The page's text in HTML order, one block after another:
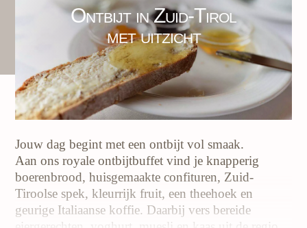
Ontbijt in Zuid-Tirol
met uitzicht
Jouw dag begint met een ontbijt vol smaak.
Aan ons royale ontbijtbuffet vind je knapperig
boerenbrood, huisgemaakte confituren, Zuid-
Tiroolse spek, kleurrijk fruit, een theehoek en
geurige Italiaanse koffie. Daarbij vers bereide